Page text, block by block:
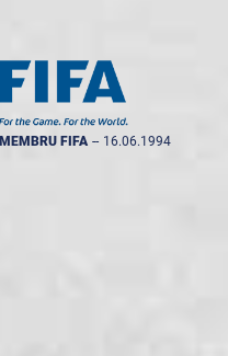
MEMBRU FIFA -- 16.06.1994